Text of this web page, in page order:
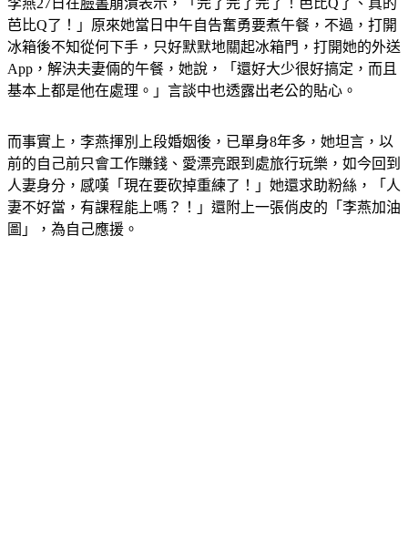
李燕27日在 臉書崩潰表示，「完了完了完了！芭比Q了、真的
芭比Q了！」原來她當日中午自告奮勇要煮午餐，不過，打開
冰箱後不知從何下手，只好默默地關起冰箱門，打開她的外送
App，解決夫妻倆的午餐，她說，「還好大少很好搞定，而且
而事實上，李燕揮別上段婚姻後，已單身8年多，她坦言，以
前的自己前只會工作賺錢、愛漂亮跟到處旅行玩樂，如今回到
人妻身分，感嘆「現在要砍掉重練了！」她還求助粉絲，「人
妻不好當，有課程能上嗎？！」還附上一張俏皮的「李燕加油